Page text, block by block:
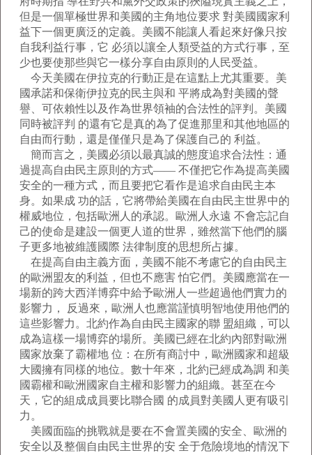
但是一個單極世界和美國的主角地位要求 對美國國家利
益下一個更廣泛的定義。美國不能讓人看起來好像只按
自我利益行事，它 必須以讓全人類受益的方式行事，至
少也要使那些與它一樣分享自由原則的人民受益。
今天美國在伊拉克的行動正是在這點上尤其重要。美
國承諾和保衛伊拉克的民主與和 平將成為對美國的聲
譽、可依賴性以及作為世界領袖的合法性的評判。美國
同時被評判 的還有它是真的為了促進那里和其他地區的
自由而行動，還是僅僅只是為了保護自己的 利益。
簡而言之，美國必須以最真誠的態度追求合法性：通
過提高自由民主原則的方式—— 不僅把它作為提高美國
安全的一種方式，而且要把它看作是追求自由民主本
身。如果成 功的話，它將帶給美國在自由民主世界中的
權威地位，包括歐洲人的承認。歐洲人永遠 不會忘記自
己的使命是建設一個更人道的世界，雖然當下他們的腦
子更多地被維護國際 法律制度的思想所占據。
在提高自由主義方面，美國不能不考慮它的自由民主
的歐洲盟友的利益，但也不應害 怕它們。美國應當在一
場新的跨大西洋博弈中給予歐洲人一些超過他們實力的
影響力， 反過來，歐洲人也應當謹慎明智地使用他們的
這些影響力。北約作為自由民主國家的聯 盟組織，可以
成為這樣一場博弈的場所。美國已經在北約內部對歐洲
國家放棄了霸權地 位：在所有商討中，歐洲國家和超級
大國擁有同樣的地位。數十年來，北約已經成為調 和美
國霸權和歐洲國家自主權和影響力的組織。甚至在今
天，它的組成成員要比聯合國 的成員對美國人更有吸引
力。
美國面臨的挑戰就是要在不會置美國的安全、歐洲的
安全以及整個自由民主世界的安 全于危險境地的情況下